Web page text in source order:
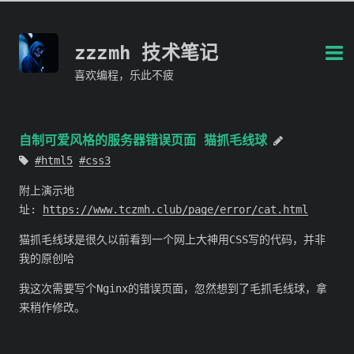
zzzmh 技术笔记
喜欢编程，乐此不疲
自制可爱风格的服务器错误页面 猫抓毛线球
html5 css3
附上演示地
址:
https://www.tczmh.club/page/error/cat.html
猫抓毛线球是很久以前看到一个网上大神用CSS写的代码，并非
我的原创哈
我这次需要写个Nginx的错误页面，忽然想到了毛抓毛线球，拿
来稍作修改。